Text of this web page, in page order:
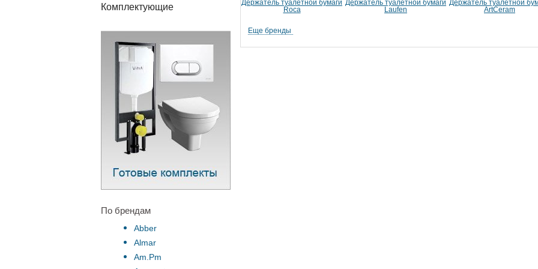
Комплектующие
По брендам
Abber
Almar
Am.Pm
Держатель туалетной бумаги
Roca
Держатель туалетной бумаги
Laufen
Держатель туалетной
ArtCeram
Еще бренды